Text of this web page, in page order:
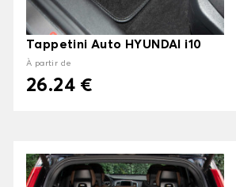
Tappetini Auto HYUNDAI i10
À partir de
26.24 €